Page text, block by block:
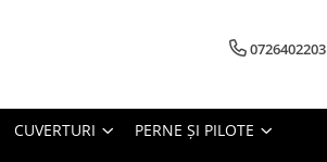
0726402203
CUVERTURI PERNE ŞI PILOTE